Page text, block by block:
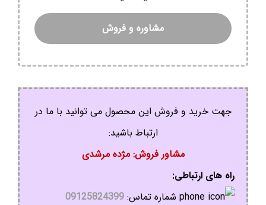
مشاوره و فروش
جهت خرید و فروش این محصول می توانید با ما در
ارتباط باشید:
مشاور فروش: مژده مرشدی
راه های ارتباطی:
شماره تماس: 09125824399